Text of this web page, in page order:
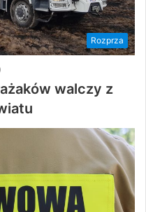
Rozprza
walczy z